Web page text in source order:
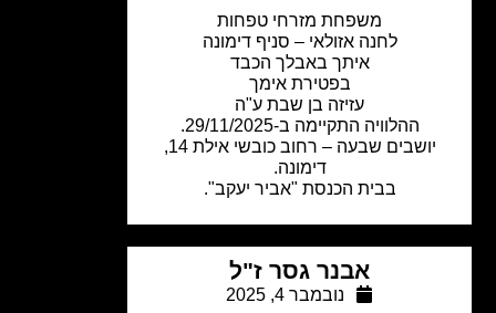
משפחת מזרחי טפחות
לחנה אזולאי –סניף דימונה
איתך באבלך הכבד
בפטירת אימך
עזיזה בן שבת ע"ה
ההלוויה התקיימה ב-29/11/2025.
יושבים שבעה – רחוב כובשי אילת 14,
בבית הכנסת "אביר יעקב".
אבנר גסר ז"ל
נובמבר 4, 2025